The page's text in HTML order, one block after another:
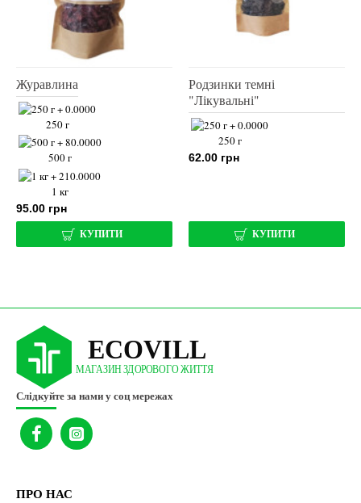
Ягоди годжі
100 г
200 г
500 г
80.00 грн
КУПИТИ
Журавлина
250 г
500 г
КУПИТИ
Слідкуйте за нами у соц мережах
ПРО НАС